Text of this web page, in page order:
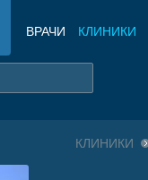
ВРАЧИ КЛИНИКИ
КЛИНИКИ